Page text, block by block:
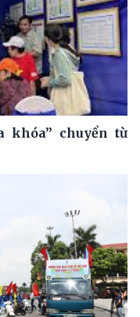
khóa” chuyển từ